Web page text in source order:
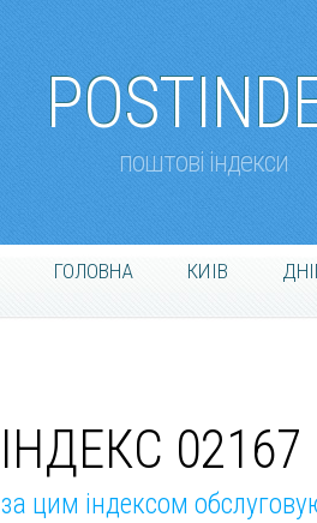
поштові індекси
ГОЛОВНА КИІВ
ІНДЕКС 02167
за цим індексом